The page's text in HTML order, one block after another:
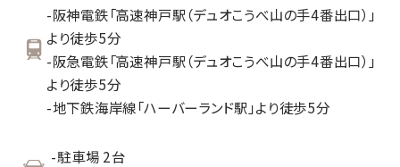
-阪神電鉄「高速神戸駅（デュオこうべ山の手4番出口）」
より徒歩5分
-阪急電鉄「高速神戸駅（デュオこうべ山の手4番出口）」
より徒歩5分
-地下鉄海岸線「ハーバーランド駅」より徒歩5分
-駐車場 2台